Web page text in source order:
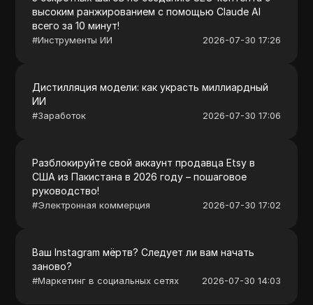
высоким ранжированием с помощью Claude AI
всего за 10 минут!
#Инструменты ИИ 2026-07-30 17:26
Дистилляция модели: как украсть миллиардный
ИИ
#Заработок 2026-07-30 17:06
Разблокируйте свой аккаунт продавца Etsy в
США из Пакистана в 2026 году – пошаговое
руководство!
#Электронная коммерция 2026-07-30 17:02
Ваш Instagram мёртв? Следует ли вам начать
заново?
#Маркетинг в социальных сетях 2026-07-30 14:03